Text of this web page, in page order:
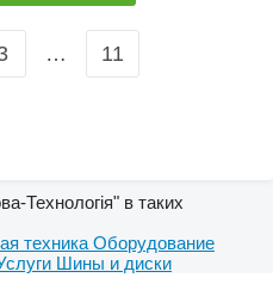
… 11
Технологія" в таких
техника Оборудование
Шины и диски